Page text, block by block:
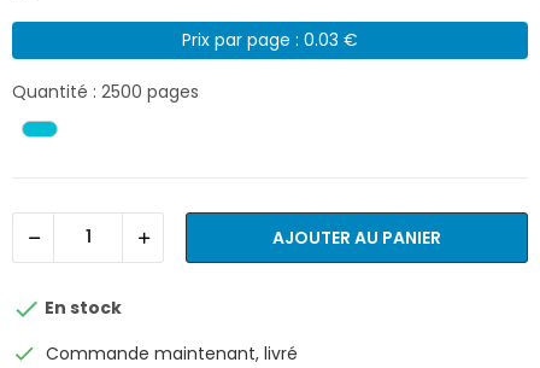
Prix par page : 0.03 €
Quantité : 2500 pages
AJOUTER AU PANIER
 En stock
check Commande maintenant, livré